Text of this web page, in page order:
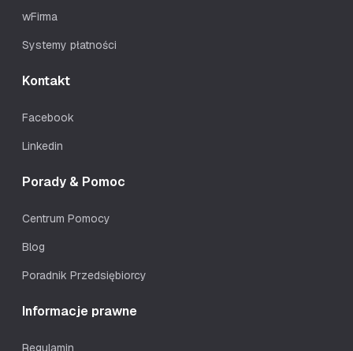
wFirma
Systemy płatności
Kontakt
Facebook
Linkedin
Porady & Pomoc
Centrum Pomocy
Blog
Poradnik Przedsiębiorcy
Informacje prawne
Regulamin